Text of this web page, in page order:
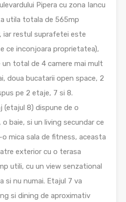
Pipera cu zona Iancu
utila totala de 565mp
iar restul suprafetei este
ce inconjoara proprietatea),
total de 4 camere mai mult
doua bucatarii open space, 2
pe 2 etaje, 7 si 8.
(etajul 8) dispune de o
baie, si un living secundar ce
mica sala de fitness, aceasta
exterior cu o terasa
utili, cu un view senzational
si nu numai. Etajul 7 va
si dining de aproximativ